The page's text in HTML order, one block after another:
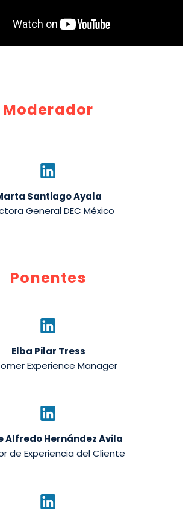
Moderador
Santiago Ayala
General DEC México
Ponentes
Elba Pilar Tress
Experience Manager
Alfredo Hernández Avila
de Experiencia del Cliente